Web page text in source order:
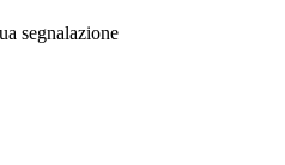
segnalazione